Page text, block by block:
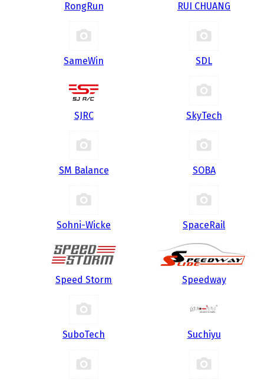
RongRun RUI CHUANG
SameWin SDL
SJRC SkyTech
SM Balance SOBA
Sohni-Wicke SpaceRail
Speed Storm Speedway
SuboTech Suchiyu